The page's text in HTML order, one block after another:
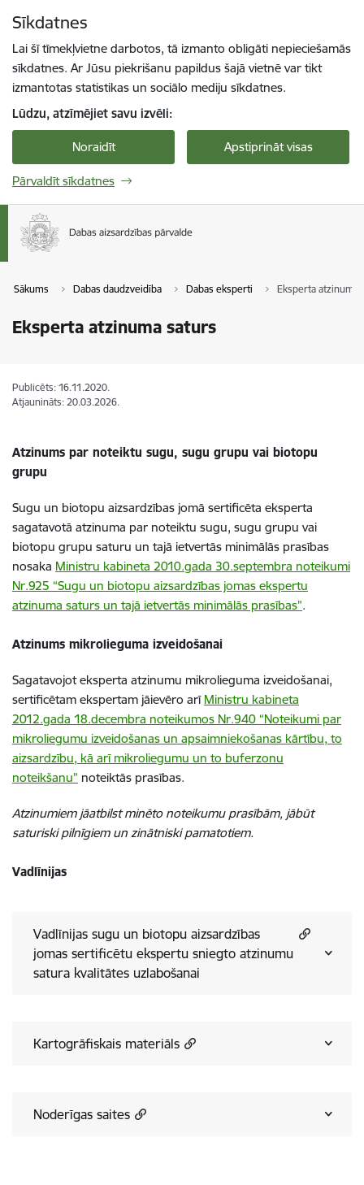
Sīkdatnes
Lai šī tīmekļvietne darbotos, tā izmanto obligāti nepieciešamās
sīkdatnes. Ar Jūsu piekrišanu papildus šajā vietnē var tikt
izmantotas statistikas un sociālo mediju sīkdatnes.
Lūdzu, atzīmējiet savu izvēli:
Noraidīt Apstiprināt visas
Pārvaldīt sīkdatnes
Sākums Dabas daudzveidība Dabas eksperti Eksperta atzinuma
Eksperta atzinuma saturs
Publicēts: 16.11.2020.
Atjaunināts: 20.03.2026.
Atzinums par noteiktu sugu, sugu grupu vai biotopu
grupu
Sugu un biotopu aizsardzības jomā sertificēta eksperta
sagatavotā atzinuma par noteiktu sugu, sugu grupu vai
biotopu grupu saturu un tajā ietvertās minimālās prasības
nosaka Ministru kabineta 2010.gada 30.septembra noteikumi
Nr.925 “Sugu un biotopu aizsardzības jomas ekspertu
atzinuma saturs un tajā ietvertās minimālās prasības”.
Atzinums mikrolieguma izveidošanai
Sagatavojot eksperta atzinumu mikrolieguma izveidošanai,
sertificētam ekspertam jāievēro arī Ministru kabineta
2012.gada 18.decembra noteikumos Nr.940 “Noteikumi par
mikroliegumu izveidošanas un apsaimniekošanas kārtību, to
aizsardzību, kā arī mikroliegumu un to buferzonu
noteikšanu” noteiktās prasības.
Atzinumiem jāatbilst minēto noteikumu prasībām, jābūt
saturiski pilnīgiem un zinātniski pamatotiem.
Vadlīnijas
Vadlīnijas sugu un biotopu aizsardzības
jomas sertificētu ekspertu sniegto atzinumu
satura kvalitātes uzlabošanai
Kartogrāfiskais materiāls
Noderīgas saites